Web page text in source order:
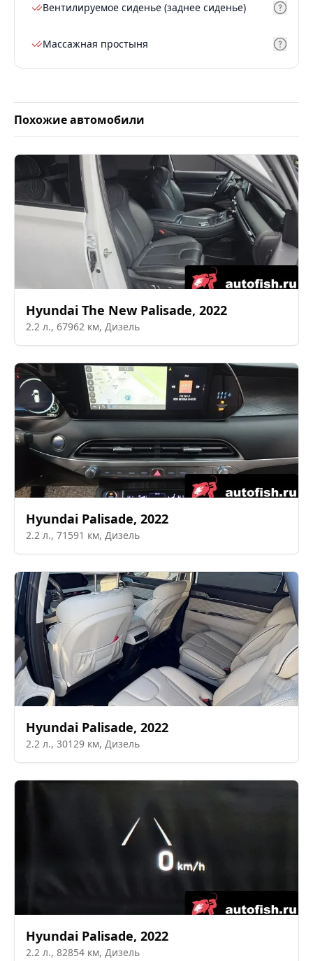
Вентилируемое сиденье (заднее сиденье)
Массажная простыня
Похожие автомобили
Hyundai The New Palisade, 2022
2.2 л., 67962 км, Дизель
Hyundai Palisade, 2022
2.2 л., 71591 км, Дизель
Hyundai Palisade, 2022
2.2 л., 30129 км, Дизель
Hyundai Palisade, 2022
2.2 л., 82854 км, Дизель